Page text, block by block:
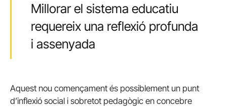
Millorar el sistema educatiu
requereix una reflexió profunda
i assenyada
Aquest nou començament és possiblement un punt
d’inflexió social i sobretot pedagògic en concebre